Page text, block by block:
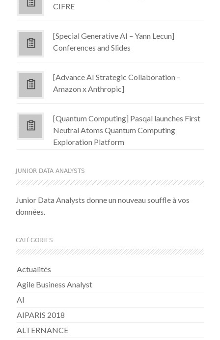
CIFRE
[Special Generative AI – Yann Lecun]
Conferences and Slides
[Advance AI Strategic Collaboration –
Amazon x Anthropic]
[Quantum Computing] Pasqal launches First
Neutral Atoms Quantum Computing
Exploration Platform
JUNIOR DATA ANALYSTS
Junior Data Analysts donne un nouveau souffle à vos
données.
CATÉGORIES
Actualités
Agile Business Analyst
AI
AIPARIS 2018
ALTERNANCE